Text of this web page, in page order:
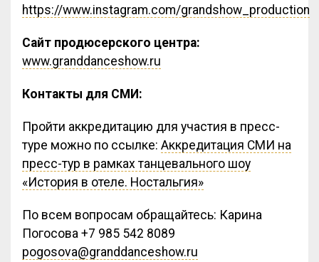
https://www.instagram.com/grandshow_production
Сайт продюсерского центра:
www.granddanceshow.ru
Контакты для СМИ:
Пройти аккредитацию для участия в пресс-
туре можно по ссылке: Аккредитация СМИ на
пресс-тур в рамках танцевального шоу
«История в отеле. Ностальгия»
По всем вопросам обращайтесь: Карина
Погосова +7 985 542 8089
pogosova@granddanceshow.ru